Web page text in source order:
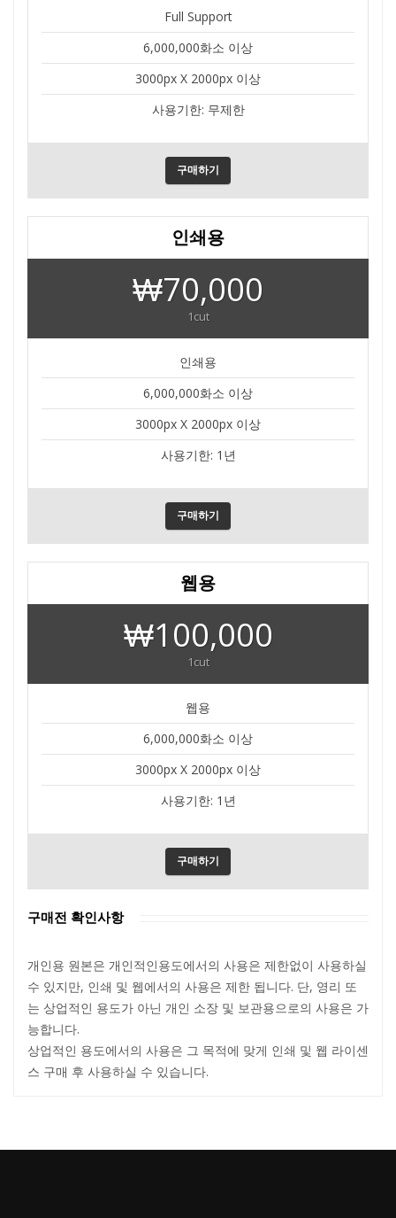
Full Support
6,000,000화소 이상
3000px X 2000px 이상
사용기한: 무제한
구매하기
인쇄용
₩70,000
1cut
인쇄용
6,000,000화소 이상
3000px X 2000px 이상
사용기한: 1년
구매하기
웹용
₩100,000
1cut
웹용
6,000,000화소 이상
3000px X 2000px 이상
사용기한: 1년
구매하기
구매전 확인사항
개인용 원본은 개인적인용도에서의 사용은 제한없이 사용하실
수 있지만, 인쇄 및 웹에서의 사용은 제한 됩니다. 단, 영리 또
는 상업적인 용도가 아닌 개인 소장 및 보관용으로의 사용은 가
능합니다.
상업적인 용도에서의 사용은 그 목적에 맞게 인쇄 및 웹 라이센
스 구매 후 사용하실 수 있습니다.